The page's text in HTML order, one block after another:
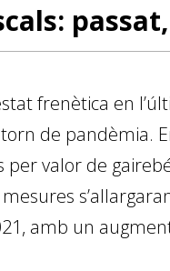
frenètica en
de pandèmia.
valor de
mesures
amb un